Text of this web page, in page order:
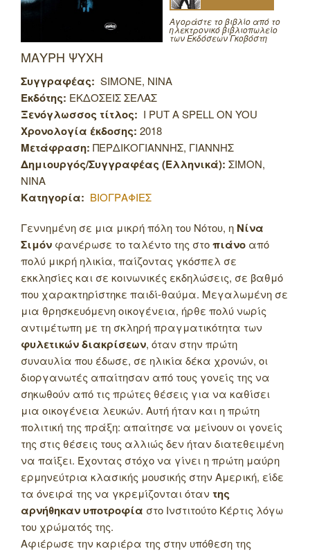
Αγοράστε το βιβλίο από το
ηλεκτρονικό βιβλιοπωλείο
των Εκδόσεων Γκοβόστη
ΜΑΥΡΗ ΨΥΧΗ
Συγγραφέας: SIMONE, NINA
Εκδότης: ΕΚΔΟΣΕΙΣ ΣΕΛΑΣ
Ξενόγλωσσος τίτλος: I PUT A SPELL ON YOU
Χρονολογία έκδοσης: 2018
Μετάφραση: ΠΕΡΔΙΚΟΓΙΑΝΝΗΣ, ΓΙΑΝΝΗΣ
Δημιουργός/Συγγραφέας (Ελληνικά): ΣΙΜΟΝ,
ΝΙΝΑ
Κατηγορία: ΒΙΟΓΡΑΦΙΕΣ
Γεννημένη σε μια μικρή πόλη του Νότου, η Νίνα
Σιμόν φανέρωσε το ταλέντο της στοπιάνο από
πολύ μικρή ηλικία, παίζοντας γκόσπελ σε
εκκλησίες και σε κοινωνικές εκδηλώσεις, σε βαθμό
που χαρακτηρίστηκε παιδί-θαύμα. Μεγαλωμένη σε
μια θρησκευόμενη οικογένεια, ήρθε πολύ νωρίς
αντιμέτωπη με τη σκληρή πραγματικότητα των
φυλετικών διακρίσεων, όταν στην πρώτη
συναυλία που έδωσε, σε ηλικία δέκα χρονών, οι
διοργανωτές απαίτησαν από τους γονείς της να
σηκωθούν από τις πρώτες θέσεις για να καθίσει
μια οικογένεια λευκών. Αυτή ήταν και η πρώτη
πολιτική της πράξη: απαίτησε να μείνουν οι γονείς
της στις θέσεις τους αλλιώς δεν ήταν διατεθειμένη
να παίξει. Έχοντας στόχο να γίνει η πρώτη μαύρη
ερμηνεύτρια κλασικής μουσικής στην Αμερική, είδε
τα όνειρά της να γκρεμίζονται όταν της
αρνήθηκαν υποτροφία στο Ινστιτούτο Κέρτις λόγω
του χρώματός της.
Αφιέρωσε την καριέρα της στην υπόθεση της